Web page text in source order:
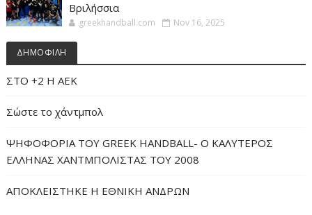
Βριλήσσια
greekhandball.com Nov 16, 2025
ΔΗΜΟΦΙΛΗ
ΣΤΟ +2 Η ΑΕΚ
Σώστε το χάντμπολ
ΨΗΦΟΦΟΡΙΑ ΤΟΥ GREEK HANDBALL- O ΚΑΛΥΤΕΡΟΣ
ΕΛΛΗΝΑΣ ΧΑΝΤΜΠΟΛΙΣΤΑΣ ΤΟΥ 2008
ΑΠΟΚΛΕΙΣΤΗΚΕ Η ΕΘΝΙΚΗ ΑΝΔΡΩΝ